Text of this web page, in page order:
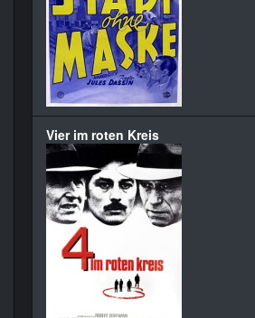
Vier im roten Kreis